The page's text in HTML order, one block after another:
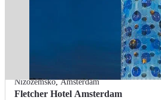
Nizozemsko,Amsterdam
Fletcher Hotel Amsterdam